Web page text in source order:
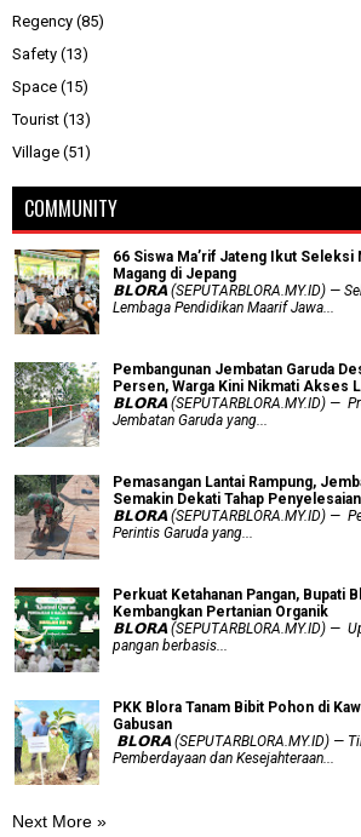
Regency (85)
Safety (13)
Space (15)
Tourist (13)
Village (51)
COMMUNITY
66 Siswa Ma’rif Jateng Ikut Seleksi
Magang di Jepang
𝗕𝗟𝗢𝗥𝗔 (SEPUTARBLORA.MY.ID) —
Lembaga Pendidikan Maarif Jawa...
Pembangunan Jembatan Garuda
Persen, Warga Kini Nikmati Akses
𝗕𝗟𝗢𝗥𝗔 (SEPUTARBLORA.MY.ID) —
Jembatan Garuda yang...
Pemasangan Lantai Rampung,
Semakin Dekati Tahap Penyelesaian
𝗕𝗟𝗢𝗥𝗔 (SEPUTARBLORA.MY.ID) —
Perintis Garuda yang...
​Perkuat Ketahanan Pangan, Bupati
Kembangkan Pertanian Organik
𝗕𝗟𝗢𝗥𝗔 (SEPUTARBLORA.MY.ID) —
pangan berbasis...
PKK Blora Tanam Bibit Pohon di
Gabusan
𝗕𝗟𝗢𝗥𝗔 (SEPUTARBLORA.MY.ID) —
Pemberdayaan dan Kesejahteraan...
Next More »